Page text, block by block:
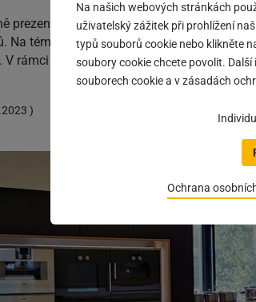
Na našich webových stránkách
uživatelský zážitek při prohlížení
typů souborů cookie nebo klikněte
soubory cookie chcete povolit.
souborech cookie a v zásadách
Ochrana
prezentováno vybavení budov a nový
Na téměř 365 metrech čtverečních
V rámci partnerského dne v září zde
)